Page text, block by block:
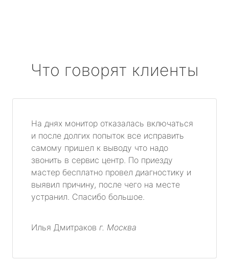
Что говорят клиенты
На днях монитор отказалась включаться
и после долгих попыток все исправить
самому пришел к выводу что надо
звонить в сервис центр. По приезду
мастер бесплатно провел диагностику и
выявил причину, после чего на месте
устранил. Спасибо большое.
Илья Дмитраков г. Москва